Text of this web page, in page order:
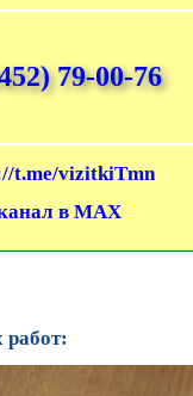
79-00-76
t.me/vizitkiTmn
в MAX